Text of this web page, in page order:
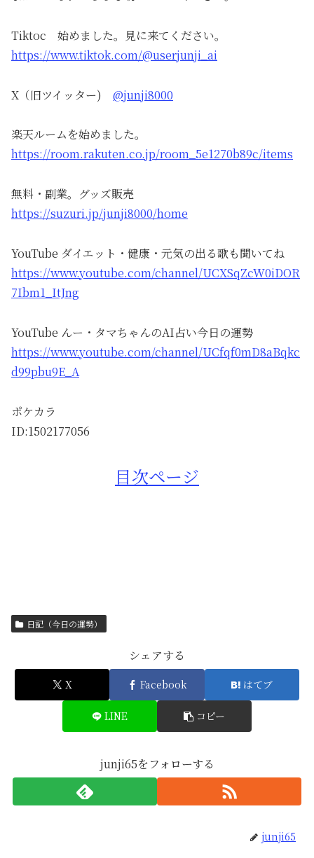
Tiktoc 始めました。見に来てください。
https://www.tiktok.com/@userjunji_ai
X（旧ツイッター) @junji8000
楽天ルームを始めました。
https://room.rakuten.co.jp/room_5e1270b89c/items
無料・副業。グッズ販売
https://suzuri.jp/junji8000/home
YouTube ダイエット・健康・元気の出る歌も聞いてね
https://www.youtube.com/channel/UCXSqZcW0iDOR
7Ibm1_ItJng
YouTube んー・タマちゃんのAI占い今日の運勢
https://www.youtube.com/channel/UCfqf0mD8aBqkc
d99pbu9E_A
ポケカラ
ID:1502177056
目次ページ
日記（今日の運勢）
シェアする
X Facebook はてブ
LINE コピー
junji65をフォローする
junji65